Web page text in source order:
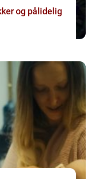
og pålidelig